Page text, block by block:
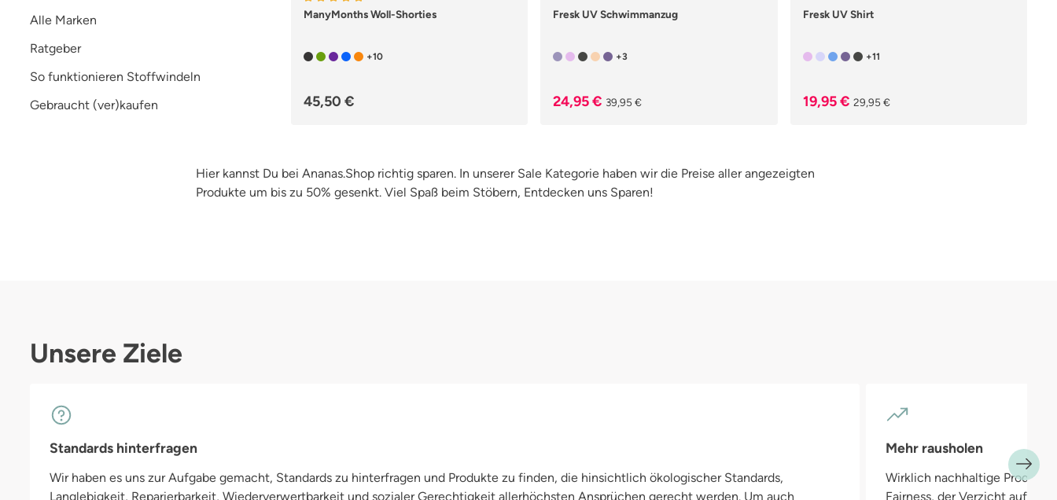
Alle Marken
Ratgeber
So funktionieren Stoffwindeln
Gebraucht (ver)kaufen
Durchschnittliche Bewertung von 5 von 5 Sternen
ManyMonths Woll-Shorties
+10
Regulärer Preis:
45,50 €
Fresk UV Schwimmanzug
+3
Verkaufspreis:
24,95 € Regulärer Preis:
39,95 €
Fresk UV Shirt
+11
Verkaufspreis:
19,95 € Regulärer Preis:
29,95 €
Hier kannst Du bei Ananas.Shop richtig sparen. In unserer Sale Kategorie haben wir die Preise aller angezeigten
Produkte um bis zu 50% gesenkt. Viel Spaß beim Stöbern, Entdecken uns Sparen!
Unsere Ziele
Standards hinterfragen
Wir haben es uns zur Aufgabe gemacht, Standards zu hinterfragen und Produkte zu finden, die hinsichtlich ökologischer Standards,
Langlebigkeit, Reparierbarkeit, Wiederverwertbarkeit und sozialer Gerechtigkeit allerhöchsten Ansprüchen gerecht werden. Um auch
Mehr rausholen
Wirklich nachhaltige
Fairness, der Verzicht auf